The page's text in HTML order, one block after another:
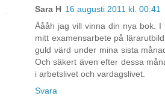
Sara H 16 augusti 2011 kl. 00:41
Åååh jag vill vinna din nya bok.
mitt examensarbete på
guld värd under mina sista
Och säkert även efter dessa
i arbetslivet och vardagslivet.
Svara